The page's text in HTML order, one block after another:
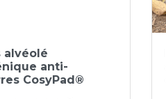
Aperçu rapide
alvéolé
anti-
CosyPad®